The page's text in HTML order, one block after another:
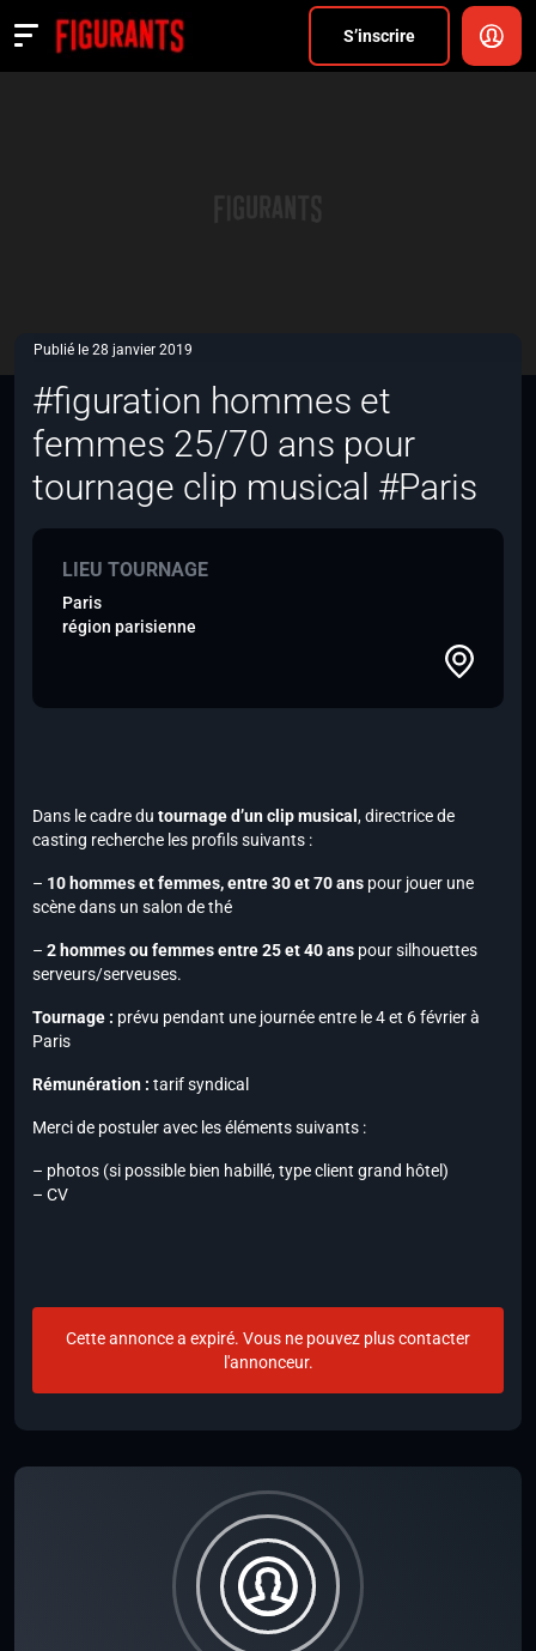
S’inscrire
Actualités
Publié le 28 janvier 2019
#figuration hommes et
femmes 25/70 ans pour
tournage clip musical #Paris
LIEU TOURNAGE
Paris
région parisienne
Dans le cadre du tournage d’un clip musical , directrice de
casting recherche les profils suivants :
– 10 hommes et femmes, entre 30 et 70 ans pour jouer une
scène dans un salon de thé
– 2 hommes ou femmes entre 25 et 40 ans pour silhouettes
serveurs/serveuses.
Tournage : prévu pendant une journée entre le 4 et 6 février à
Paris
Rémunération : tarif syndical
Merci de postuler avec les éléments suivants :
– photos (si possible bien habillé, type client grand hôtel)
– CV
Cette annonce a expiré. Vous ne pouvez plus contacter
l'annonceur.